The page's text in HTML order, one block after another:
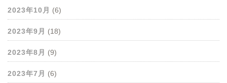
2023年10月 (6)
2023年9月 (18)
2023年8月 (9)
2023年7月 (6)